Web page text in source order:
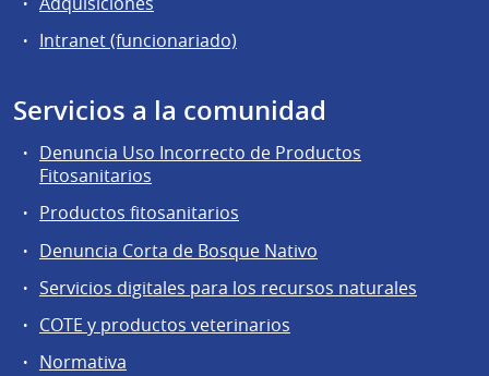
Intranet (funcionariado)
Servicios a la comunidad
Denuncia Uso Incorrecto de Productos
Fitosanitarios
Productos fitosanitarios
Denuncia Corta de Bosque Nativo
Servicios digitales para los recursos naturales
COTE y productos veterinarios
Normativa